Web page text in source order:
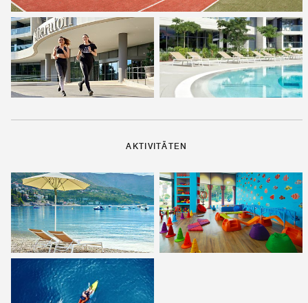
AKTIVITÄTEN